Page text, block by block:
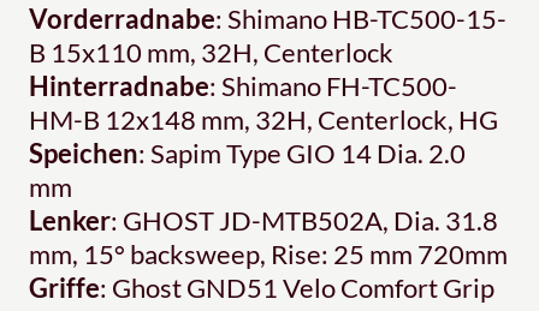
Vorderradnabe: Shimano HB-TC500-15-
B 15x110 mm, 32H, Centerlock
Hinterradnabe: Shimano FH-TC500-
HM-B 12x148 mm, 32H, Centerlock, HG
Speichen: Sapim Type GIO 14 Dia. 2.0
mm
Lenker: GHOST JD-MTB502A, Dia. 31.8
mm, 15° backsweep, Rise: 25 mm 720mm
Griffe: Ghost GND51 Velo Comfort Grip